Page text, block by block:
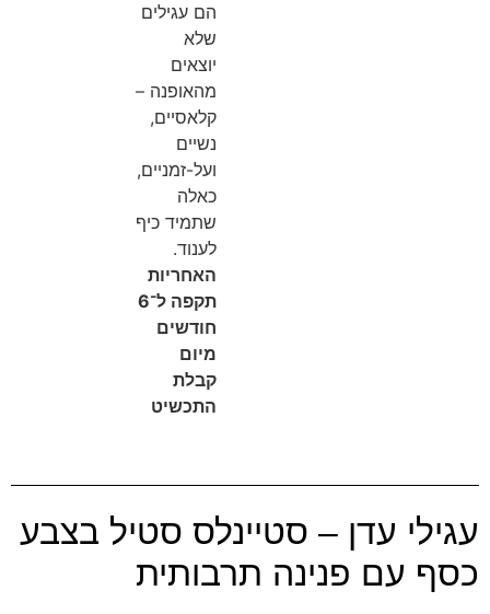
הם עגילים
שלא
יוצאים
מהאופנה –
קלאסיים,
נשיים
ועל-זמניים,
כאלה
שתמיד כיף
לענוד.
האחריות
תקפה ל־6
חודשים
מיום
קבלת
התכשיט
עדן – סטיינלס סטיל בצבע
עם פנינה תרבותית